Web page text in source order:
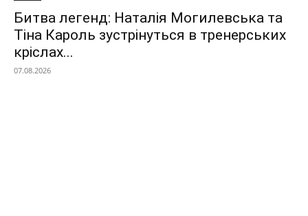
Битва легенд: Наталія Могилевська та
Тіна Кароль зустрінуться в тренерських
кріслах...
07.08.2026